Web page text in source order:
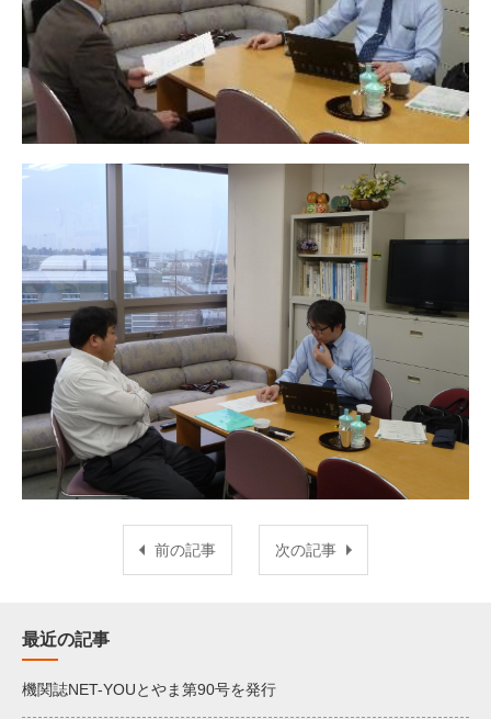
前の記事 次の記事
最近の記事
機関誌NET-YOUとやま第90号を発行